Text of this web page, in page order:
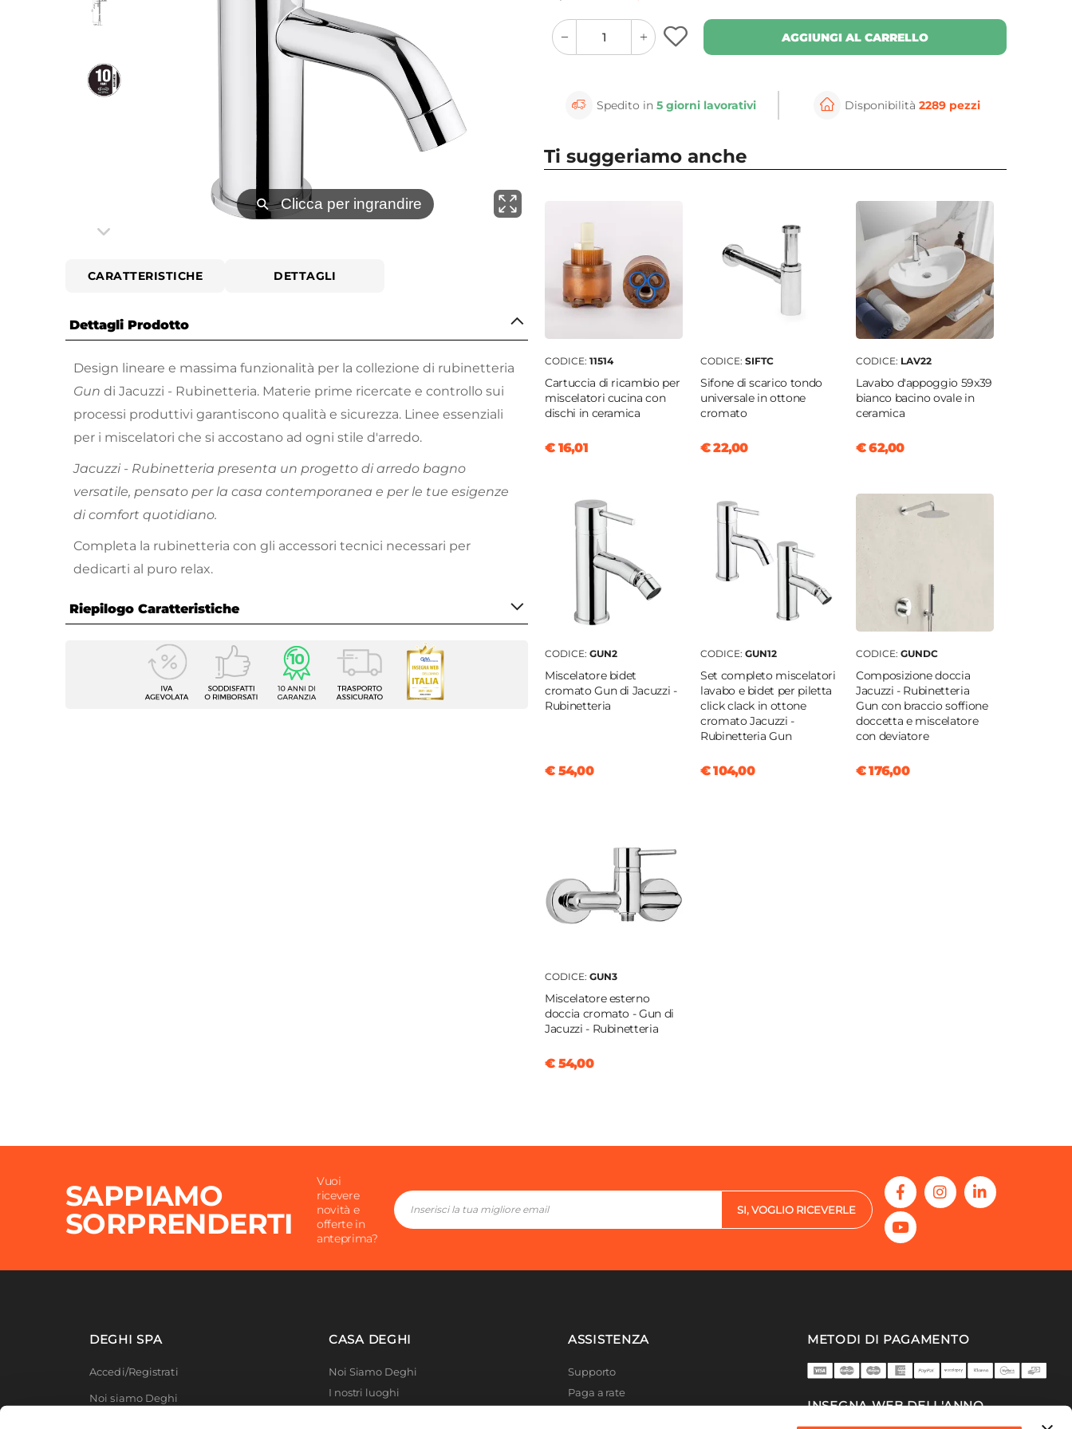
⚲ Clicca per ingrandire
CARATTERISTICHE DETTAGLI
Dettagli Prodotto
Design lineare e massima funzionalità per la collezione di rubinetteria
Gun di Jacuzzi - Rubinetteria. Materie prime ricercate e controllo sui
processi produttivi garantiscono qualità e sicurezza. Linee essenziali
per i miscelatori che si accostano ad ogni stile d'arredo.
Jacuzzi - Rubinetteria presenta un progetto di arredo bagno
versatile, pensato per la casa contemporanea e per le tue esigenze
di comfort quotidiano.
Completa la rubinetteria con gli accessori tecnici necessari per
dedicarti al puro relax.
Riepilogo Caratteristiche
Caratteristiche
Miscelatore Lavabo
Jacuzzi - Rubinetteria
quantity
button
quantity
minus
button
AGGIUNGI AL CARRELLO
Spedito in5 giorni lavorativi Disponibilità 2289 pezzi
Ti suggeriamo anche
CODICE: 11514
Cartuccia di ricambio per
miscelatori cucina con
dischi in ceramica
€ 16,01
CODICE: SIFTC
Sifone di scarico tondo
universale in ottone
cromato
€ 22,00
CODICE: LAV22
Lavabo d'appoggio 59x39
bianco bacino ovale in
ceramica
€ 62,00
CODICE: GUN2
Miscelatore bidet
cromato Gun di Jacuzzi -
Rubinetteria
€ 54,00
CODICE: GUN12
Set completo miscelatori
lavabo e bidet per piletta
click clack in ottone
cromato Jacuzzi -
Rubinetteria Gun
€ 104,00
CODICE: GUNDC
Composizione doccia
Jacuzzi - Rubinetteria
Gun con braccio soffione
doccetta e miscelatore
con deviatore
€ 176,00
CODICE: GUN3
Miscelatore esterno
doccia cromato - Gun di
Jacuzzi - Rubinetteria
€ 54,00
SAPPIAMO
SORPRENDERTI
Vuoi
ricevere
novità e
offerte in
anteprima?
SI, VOGLIO RICEVERLE
DEGHI SPA
Accedi/Registrati
Noi siamo Deghi
CASA DEGHI
Noi Siamo Deghi
I nostri luoghi
ASSISTENZA
Supporto
Paga a rate
METODI DI PAGAMENTO
INSEGNA WEB DELL'ANNO